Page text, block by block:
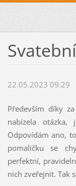
22.05.2023 09:29
Především díky
nabízela otázka,
Odpovídám ano,
pomaličku se
perfektní,
nich zveřejnit. Tak